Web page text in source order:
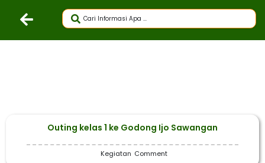
Outing kelas 1 ke Godong Ijo Sawangan
Kegiatan Comment